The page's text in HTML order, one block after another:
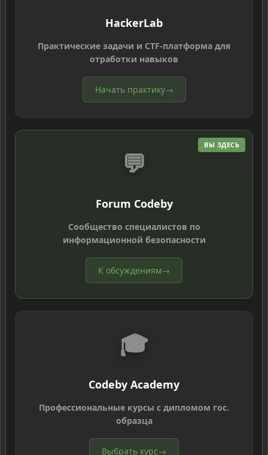
HackerLab
Практические задачи и CTF-платформа для
отработки навыков
Начать практику→
ВЫ ЗДЕСЬ
💬
Forum Codeby
Сообщество специалистов по
информационной безопасности
К обсуждениям→
🎓
Codeby Academy
Профессиональные курсы с дипломом гос.
образца
Выбрать курс→